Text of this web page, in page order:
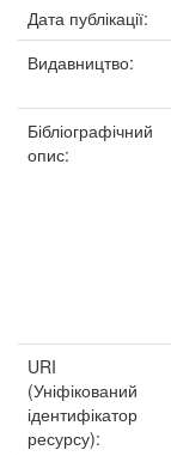
Дата публікації:
Видавництво:
Бібліографічний
опис:
URI
(Уніфікований
ідентифікатор
ресурсу):